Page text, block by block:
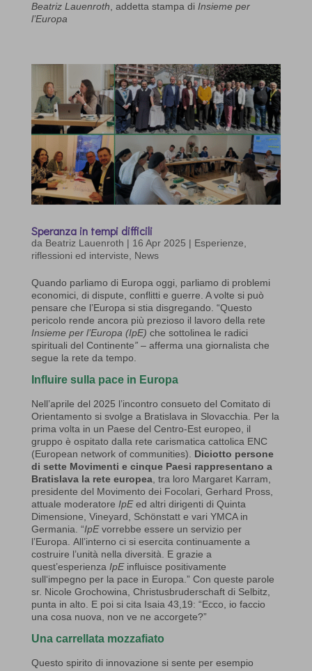
Beatriz Lauenroth, addetta stampa di Insieme per
l’Europa
Speranza in tempi difficili
da Beatriz Lauenroth | 16 Apr 2025 | Esperienze,
riflessioni ed interviste
News
Quando parliamo di Europa oggi, parliamo di problemi
economici, di dispute, conflitti e guerre. A volte si può
pensare che l’Europa si stia disgregando. “Questo
pericolo rende ancora più prezioso il lavoro della rete
Insieme per l’Europa (IpE) che sottolinea le radici
spirituali del Continente” – afferma una giornalista che
segue la rete da tempo.
Influire sulla pace in Europa
Nell’aprile del 2025 l’incontro consueto del Comitato di
Orientamento si svolge a Bratislava in Slovacchia. Per la
prima volta in un Paese del Centro-Est europeo, il
gruppo è ospitato dalla rete carismatica cattolica ENC
(European network of communities). Diciotto persone
di sette Movimenti e cinque Paesi rappresentano a
Bratislava la rete europea, tra loro Margaret Karram,
presidente del Movimento dei Focolari, Gerhard Pross,
attuale moderatore IpEed altri dirigenti di Quinta
Dimensione, Vineyard, Schönstatt e vari YMCA in
Germania. “IpEvorrebbe essere un servizio per
l’Europa. All’interno ci si esercita continuamente a
costruire l’unità nella diversità. E grazie a
quest’esperienza IpE influisce positivamente
sull‘impegno per la pace in Europa.” Con queste parole
sr. Nicole Grochowina, Christusbruderschaft di Selbitz,
punta in alto. E poi si cita Isaia 43,19: “Ecco, io faccio
una cosa nuova, non ve ne accorgete?”
Una carrellata mozzafiato
Questo spirito di innovazione si sente per esempio